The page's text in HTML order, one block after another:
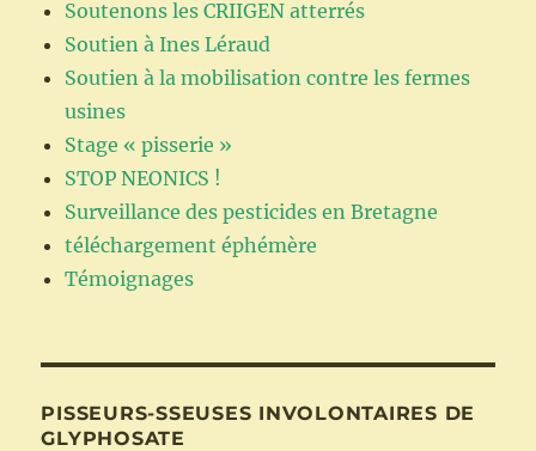
Soutenons les CRIIGEN atterrés
Soutien à Ines Léraud
Soutien à la mobilisation contre les fermes
usines
Stage « pisserie »
STOP NEONICS !
Surveillance des pesticides en Bretagne
téléchargement éphémère
Témoignages
PISSEURS-SSEUSES INVOLONTAIRES DE
GLYPHOSATE